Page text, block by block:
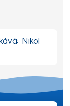
Nikol